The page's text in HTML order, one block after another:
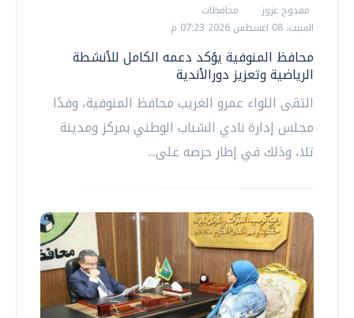
ممدوح عزوز
محافظات
السبت، 08 اغسطس 2026 07:23 م
محافظ المنوفية يؤكد دعمه الكامل للأنشطة
الرياضية وتعزيز دورالأندية
التقى اللواء عمرو الغريب محافظ المنوفية، وفدًا
مجلس إدارة نادي الشباب الوطني بمركز ومدينة
تلا، وذلك في إطار حرصه على...